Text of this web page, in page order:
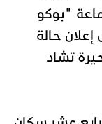
"بوكو
حالة
بحيرة تشاد